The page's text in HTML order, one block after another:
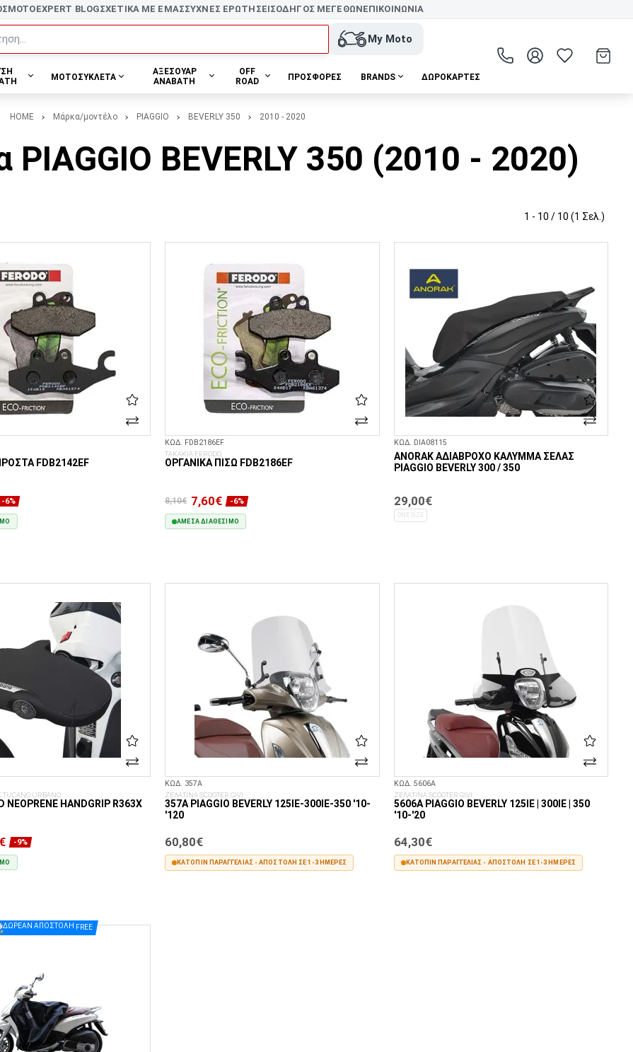
MOTOEXPERT BLOGΣΧΕΤΙΚΑ ΜΕ ΕΜΑΣΣΥΧΝΕΣ ΕΡΩΤΗΣΕΙΣΟΔΗΓΟΣ ΜΕΓΕΘΩΝΕΠΙΚΟΙΝΩΝΙΑ
My Moto
ΜΟΤΟΣΥΚΛΕΤΑ
ΑΞΕΣΟΥΑΡ
ΑΝΑΒΑΤΗ
OFF
ROAD
ΠΡΟΣΦΟΡΕΣ BRANDS ΔΩΡΟΚΆΡΤΕΣ
HOME Μάρκα/μοντέλο PIAGGIO BEVERLY 350 2010 - 2020
PIAGGIO BEVERLY 350 (2010 - 2020)
1 - 10 / 10 (1 Σελ.)
FDB2142EF
-6%
ΚΩΔ. FDB2186EF
ΤΑΚΑΚΙΑ FERODO
ΟΡΓΑΝΙΚΆ ΠΊΣΩ FDB2186EF
8,10€ 7,60€ -6%
ΆΜΕΣΑ ΔΙΑΘΈΣΙΜΟ
ΚΩΔ. DIA08115
ANORAK ΑΔΙΆΒΡΟΧΟ ΚΆΛΥΜΜΑ ΣΈΛΑΣ
PIAGGIO BEVERLY 300 / 350
29,00€
ONE SIZE
URBANO
NEOPRENE HANDGRIP R363X
-9%
ΚΩΔ. 357A
ΖΕΛΑΤΙΝΑ SCOOTER GIVI
357A PIAGGIO BEVERLY 125IE-300IE-350 '10-
'120
60,80€
ΚΑΤΌΠΙΝ ΠΑΡΑΓΓΕΛΊΑΣ - ΑΠΟΣΤΟΛΉ ΣΕ 1-3 ΗΜΈΡΕΣ
ΚΩΔ. 5606A
ΖΕΛΑΤΙΝΑ SCOOTER GIVI
5606A PIAGGIO BEVERLY 125IE | 300IE | 350
'10-'20
64,30€
ΚΑΤΌΠΙΝ ΠΑΡΑΓΓΕΛΊΑΣ - ΑΠΟΣΤΟΛΉ ΣΕ 1-3 ΗΜΈΡΕΣ
FREE